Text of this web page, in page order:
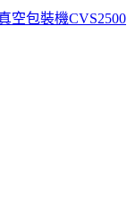
空包裝機CVS2500